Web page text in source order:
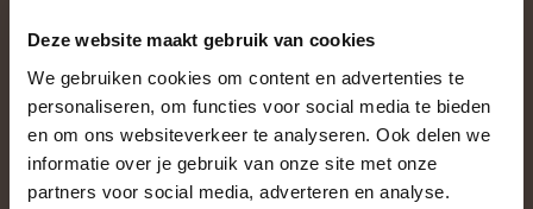
Deze website maakt gebruik van cookies
We gebruiken cookies om content en advertenties te
personaliseren, om functies voor social media te bieden
en om ons websiteverkeer te analyseren. Ook delen we
informatie over je gebruik van onze site met onze
partners voor social media, adverteren en analyse.
OVER ONS